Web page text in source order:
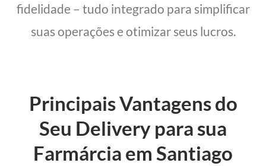
fidelidade – tudo integrado para simplificar
suas operações e otimizar seus lucros.
Principais Vantagens do
Seu Delivery para sua
Farmárcia em Santiago